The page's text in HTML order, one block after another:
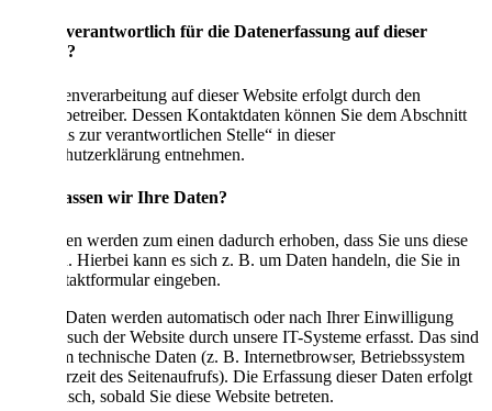
Wer ist verantwortlich für die Datenerfassung auf dieser
Website?
Die Datenverarbeitung auf dieser Website erfolgt durch den
Websitebetreiber. Dessen Kontaktdaten können Sie dem Abschnitt
„Hinweis zur verantwortlichen Stelle“ in dieser
Datenschutzerklärung entnehmen.
Wie erfassen wir Ihre Daten?
Ihre Daten werden zum einen dadurch erhoben, dass Sie uns diese
mitteilen. Hierbei kann es sich z. B. um Daten handeln, die Sie in
ein Kontaktformular eingeben.
Andere Daten werden automatisch oder nach Ihrer Einwilligung
beim Besuch der Website durch unsere IT-Systeme erfasst. Das sind
vor allem technische Daten (z. B. Internetbrowser, Betriebssystem
oder Uhrzeit des Seitenaufrufs). Die Erfassung dieser Daten erfolgt
automatisch, sobald Sie diese Website betreten.